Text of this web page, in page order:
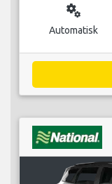
miscellaneous_services
Automatisk